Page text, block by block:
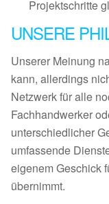
Projektschritte
UNSERE
Unserer Meinung
kann, allerdings
Netzwerk für alle
Fachhandwerker
unterschiedlicher
umfassende
eigenem Geschick
übernimmt.